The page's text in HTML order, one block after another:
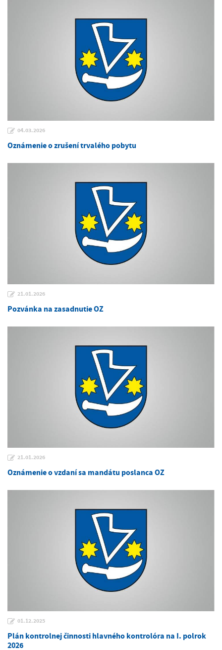
04.03.2026
Oznámenie o zrušení trvalého pobytu
21.01.2026
Pozvánka na zasadnutie OZ
21.01.2026
Oznámenie o vzdaní sa mandátu poslanca OZ
01.12.2025
Plán kontrolnej činnosti hlavného kontrolóra na I. polrok
2026